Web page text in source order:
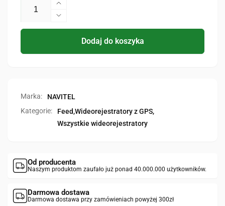
Zwiększ
ilość
dla
Zmniejsz
ilość
R87
Dodaj do koszyka
Marka:
NAVITEL
Kategorie:
Feed,Wideorejestratory z GPS,
Wszystkie wideorejestratory
Od producenta
Naszym produktom zaufało już ponad 40.000.000 użytkowników.
Darmowa dostawa
Darmowa dostawa przy zamówieniach powyżej 300zł